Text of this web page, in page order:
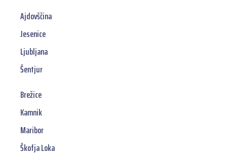
Ajdovščina
Jesenice
Ljubljana
Šentjur
Brežice
Kamnik
Maribor
Škofja Loka